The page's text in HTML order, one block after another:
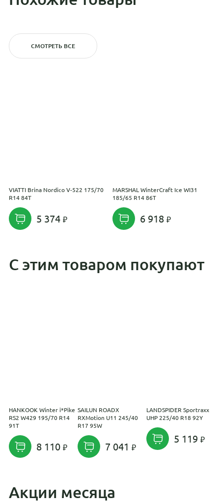
СМОТРЕТЬ ВСЕ
VIATTI Brina Nordico V-522 175/70
R14 84T
5 374
MARSHAL WinterCraft Ice WI31
185/65 R14 86T
6 918
С этим товаром покупают
HANKOOK Winter i*Pike
RS2 W429 195/70 R14
91T
8 110
SAILUN ROADX
RXMotion U11 245/40
R17 95W
7 041
LANDSPIDER Sportraxx
UHP 225/40 R18 92Y
5 119
Акции месяца